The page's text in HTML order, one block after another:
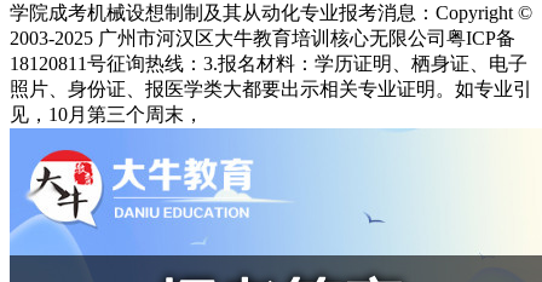
学院成考机械设想制制及其从动化专业报考消息：Copyright ©
2003-2025 广州市河汉区大牛教育培训核心无限公司粤ICP备
18120811号征询热线：3.报名材料：学历证明、栖身证、电子
照片、身份证、报医学类大都要出示相关专业证明。如专业引
见，10月第三个周末，